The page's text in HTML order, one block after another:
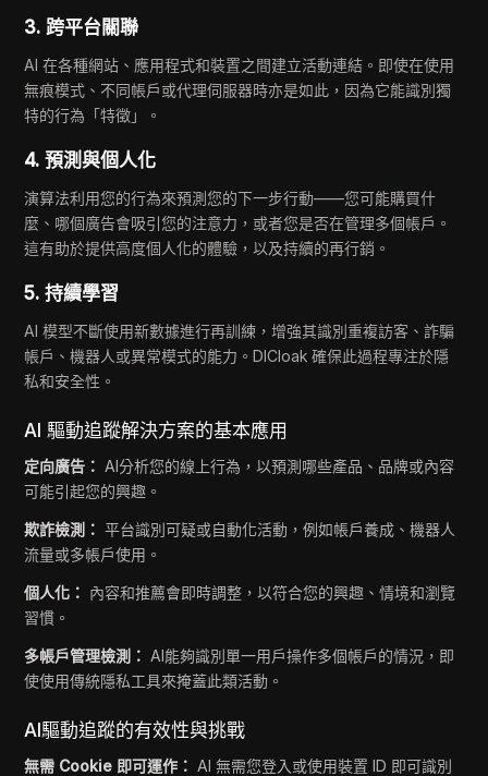
3. 跨平台關聯
AI 在各種網站、應用程式和裝置之間建立活動連結。即使在使用
無痕模式、不同帳戶或代理伺服器時亦是如此，因為它能識別獨
特的行為「特徵」。
4. 預測與個人化
演算法利用您的行為來預測您的下一步行動——您可能購買什
麼、哪個廣告會吸引您的注意力，或者您是否在管理多個帳戶。
這有助於提供高度個人化的體驗，以及持續的再行銷。
5. 持續學習
AI 模型不斷使用新數據進行再訓練，增強其識別重複訪客、詐騙
帳戶、機器人或異常模式的能力。DICloak 確保此過程專注於隱
私和安全性。
AI 驅動追蹤解決方案的基本應用
定向廣告： AI分析您的線上行為，以預測哪些產品、品牌或內容
可能引起您的興趣。
欺詐檢測： 平台識別可疑或自動化活動，例如帳戶養成、機器人
流量或多帳戶使用。
個人化： 內容和推薦會即時調整，以符合您的興趣、情境和瀏覽
習慣。
多帳戶管理檢測： AI能夠識別單一用戶操作多個帳戶的情況，即
使使用傳統隱私工具來掩蓋此類活動。
AI驅動追蹤的有效性與挑戰
無需 Cookie 即可運作： AI 無需您登入或使用裝置 ID 即可識別